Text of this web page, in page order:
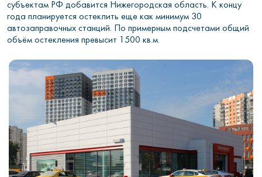
субъектам РФ добавится Нижегородская область. К концу
года планируется остеклить еще как минимум 30
автозаправочных станций. По примерным подсчетами общий
объём остекления превысит 1500 кв.м.